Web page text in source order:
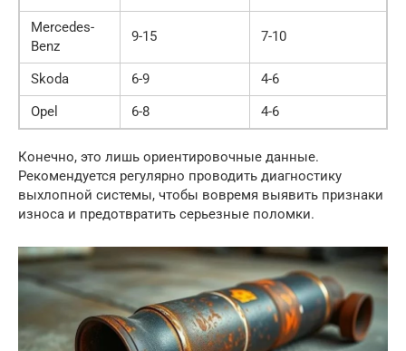
Mercedes-
Benz
9-15 7-10
Skoda 6-9
4-6
Opel
6-8 4-6
Конечно, это лишь ориентировочные данные.
Рекомендуется регулярно проводить диагностику
выхлопной системы, чтобы вовремя выявить признаки
износа и предотвратить серьезные поломки.